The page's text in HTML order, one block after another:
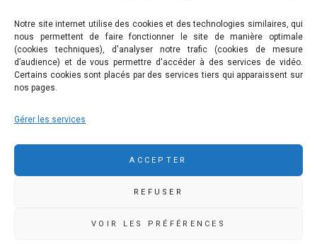
Notre site internet utilise des cookies et des technologies similaires, qui
nous permettent de faire fonctionner le site de manière optimale
(cookies techniques), d'analyser notre trafic (cookies de mesure
d’audience) et de vous permettre d'accéder à des services de vidéo.
Certains cookies sont placés par des services tiers qui apparaissent sur
nos pages.
Gérer les services
ACCEPTER
REFUSER
VOIR LES PRÉFÉRENCES
Mentions légales
Politique de confidentialité et de protection des données
personnelles
02 98 86 36 46
www.ccpcp.bzh